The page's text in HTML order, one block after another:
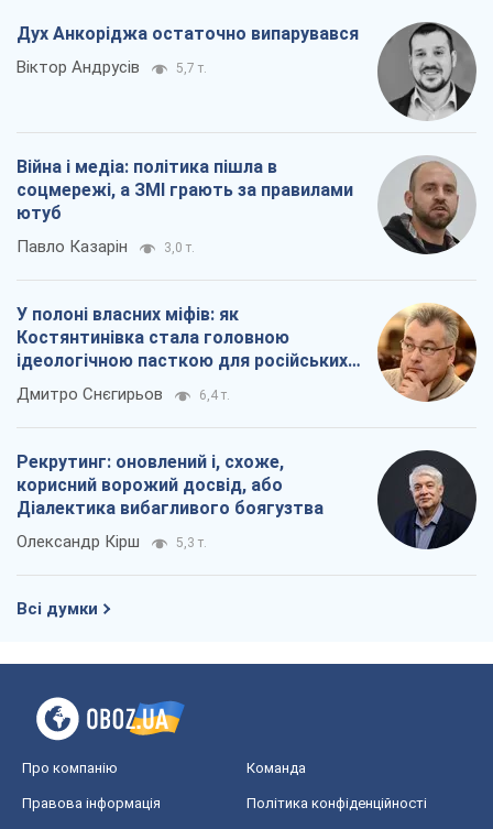
Дух Анкоріджа остаточно випарувався
Віктор Андрусів 5,7 т.
Війна і медіа: політика пішла в
соцмережі, а ЗМІ грають за правилами
ютуб
Павло Казарін 3,0 т.
У полоні власних міфів: як
Костянтинівка стала головною
ідеологічною пасткою для російських
окупантів
Дмитро Снєгирьов 6,4 т.
Рекрутинг: оновлений і, схоже,
корисний ворожий досвід, або
Діалектика вибагливого боягузтва
Олександр Кірш 5,3 т.
Всі думки
Про компанію Команда
Правова інформація Політика конфіденційності